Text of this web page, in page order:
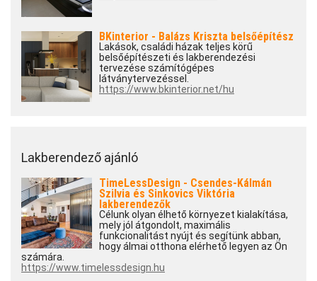
BKinterior - Balázs Kriszta belsőépítész
Lakások, családi házak teljes körű
belsőépítészeti és lakberendezési
tervezése számítógépes
látványtervezéssel.
https://www.bkinterior.net/hu
Lakberendező ajánló
TimeLessDesign - Csendes-Kálmán
Szilvia és Sinkovics Viktória
lakberendezők
Célunk olyan élhető környezet kialakítása,
mely jól átgondolt, maximális
funkcionalitást nyújt és segítünk abban,
hogy álmai otthona elérhető legyen az Ön
számára.
https://www.timelessdesign.hu